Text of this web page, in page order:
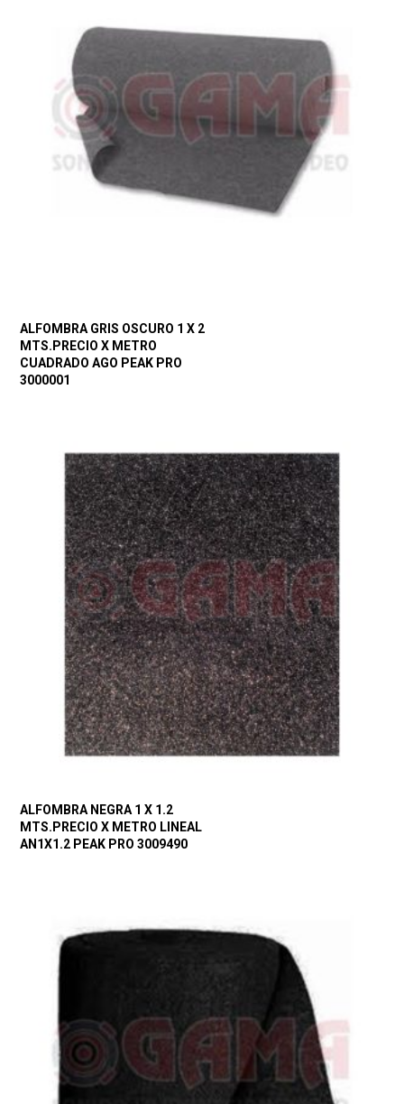
ALFOMBRA GRIS OSCURO 1 X 2
MTS.PRECIO X METRO
CUADRADO AGO PEAK PRO
3000001
ALFOMBRA NEGRA 1 X 1.2
MTS.PRECIO X METRO LINEAL
AN1X1.2 PEAK PRO 3009490